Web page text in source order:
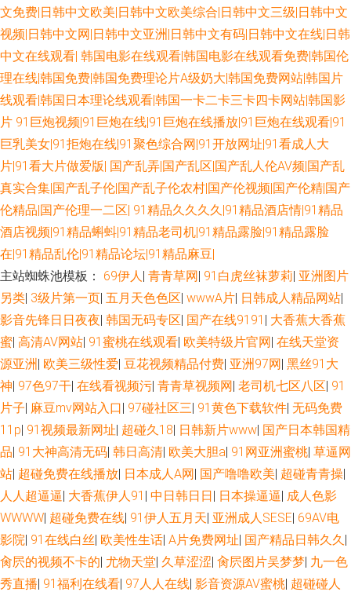
av成人 丰满熟女视频 亚洲东方AV 在线免费毛片基地 日本伦理三区 久草免费
欧美 草莓视频导航 国产精品国产自产 亚洲黄色大片网站 另类综合小图i 日韩
一级操逼片 www狠狠撸 香焦久久福利院 后入色站 久草色福利 超碰肏屄 91
物com 另类女同 东京热一二三 豆花视频无码 日本少妇视频 日本人妻毛片 久
久伊人导 福利社嫩草一二 午夜激情网站入口 九九视频在线 91尤物在线探花
老司机能看的av 久久人人入肉 成人午夜性爱 avttbt 在线不卡久热涩 91视频
人人 91热爆在线视频 午夜剧场福利社 91爽片网站 国产在线观看91 大香蕉
影占91 久久青青无码 无码理论影院 黑人干日本少妇 女同视频在线观看 午夜
欧美性爱 97资源人人 a片在线网站 成人无码免费 a片网站免费 加勒比啊V网
91资源每日在线 欧美成人午夜精品 97色伦影院 极品在线二区国产 东京热AV
影院 91沙发视频 岛国A一区免费看 色呦呦官网 草草福利视频导航 欧美性爱
人干人人操人妻 福利久久老司机 欧美色图3 超碰在线37 操人妻11234 超碰
人人看系列 深夜影院日本a 老湿机午夜 91在线视频免费 97骚资源
文免费|日韩中文欧美|日韩中文欧美综合|日韩中文三级|日韩中文
视频|日韩中文网|日韩中文亚洲|日韩中文有码|日韩中文在线|日韩
中文在线观看| 韩国电影在线观看|韩国电影在线观看免费|韩国伦
理在线|韩国免费|韩国免费理论片A级奶大|韩国免费网站|韩国片
线观看|韩国日本理论线观看|韩国一卡二卡三卡四卡网站|韩国影
片 91巨炮视频|91巨炮在线|91巨炮在线播放|91巨炮在线观看|91
巨乳美女|91拒炮在线|91聚色综合网|91开放网址|91看成人大
片|91看大片做爱版| 国产乱弄|国产乱区|国产乱人伦AV频|国产乱
真实合集|国产乱子伦|国产乱子伦农村|国产伦视频|国产伦精|国产
伦精品|国产伦理一二区| 91精品久久久久|91精品酒店情|91精品
酒店视频|91精品蝌蚪|91精品老司机|91精品露脸|91精品露脸
在|91精品乱伦|91精品论坛|91精品麻豆|
主站蜘蛛池模板： 69伊人| 青青草网| 91白虎丝袜萝莉| 亚洲图片
另类| 3级片第一页| 五月天色色区| wwwA片| 日韩成人精品网站|
影音先锋日日夜夜| 韩国无码专区| 国产在线9191 | 大香蕉大香蕉
蜜| 高清AV网站| 91蜜桃在线观看| 欧美特级片官网| 在线天堂资
源亚洲 | 欧美三级性爱| 豆花视频精品付费| 亚洲97网| 黑丝91大
神| 97色97干| 在线看视频污| 青青草视频网| 老司机七区八区| 91
片子| 麻豆mv网站入口| 97碰社区三| 91黄色下载软件| 无码免费
11p| 91视频最新网址| 超碰久18| 日韩新片www| 国产日本韩国精
品| 91大神高清无码| 韩日高清| 欧美大胆a| 91网亚洲蜜桃| 草逼网
站| 超碰免费在线播放| 日本成人A网| 国产噜噜欧美| 超碰青青操|
人人超逼逼| 大香蕉伊人91 | 中日韩日日| 日本操逼逼| 成人色影
WWWW| 超碰免费在线| 91伊人五月天| 亚洲成人SESE| 69AV电
影院| 91在线白丝| 欧美性生话| A片免费网址| 国产精品日韩久久|
肏屄的视频不卡的| 尤物天堂| 久草涩涩| 肏屄图片吴梦梦| 九一色
秀直播| 91福利在线看| 97人人在线| 影音资源AV蜜桃| 超碰碰人